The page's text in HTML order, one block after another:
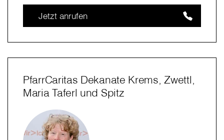
Jetzt anrufen
PfarrCaritas Dekanate Krems, Zwettl,
Maria Taferl und Spitz